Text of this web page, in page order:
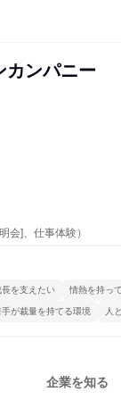
カンパニー
会]、仕事体験）
長を支えたい 情熱を持っ
手が裁量を持てる環境 人
企業を知る